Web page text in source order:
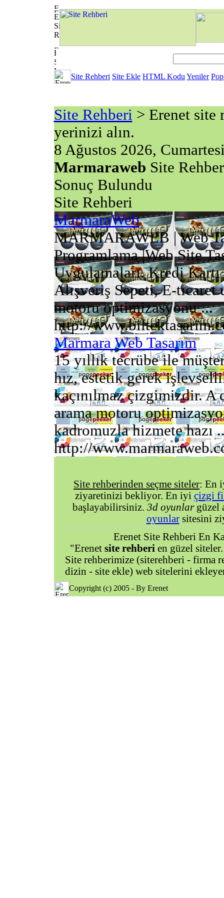
Site Rehberi Site Ekle HTML Kodu Yeniler
Site Rehberi > Erenet
yerinizi alın.
8 Ağustos 2026,
Marmaraweb Site
Sonuç Bulundu
Site Rehberi
MarmaraWeb
MARMARAWEB | Web
Programlama |Web Site
Uygulamaları. Kredi
Alışveriş Sepeti, E-ticaret
motoru optimizasyonu ...
http://
Marmara Web Tasarım
15 yıllık tecrübe ile
hız, estetik gerek
kaçınılmaz çizgimizdir. A
arama motoru
kadromuzla hizmete hazı
http://
Site rehberinden seçme siteler: En
ziyaretinizi bekliyor. En iyi çizgi
başlayabilirsiniz. 3d oyunlargüzel
oyunlarsitesini
Erenet Site Rehberi En
"Erenet site rehberi en güzel
Site rehberimize (siterehberi - firma
dizin - site ekle) web sitelerini
Copyright (c) 2005 - By Erenet